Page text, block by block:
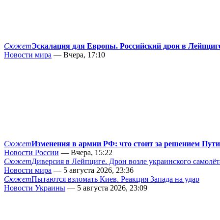
СюжетЭскалация для Европы. Российский дрон в
Новости мира — Вчера, 17:10
СюжетИзменения в армии РФ: что стоит за решением
Новости России — Вчера, 15:22
СюжетДиверсия в Лейпциге. Дрон возле украинского
Новости мира — 5 августа 2026, 23:36
СюжетПытаются взломать Киев. Реакция Запада на удар
Новости Украины — 5 августа 2026, 23:09